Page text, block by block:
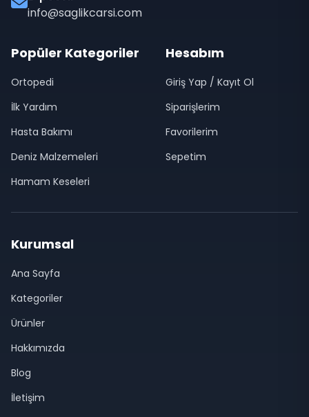
info@saglikcarsi.com
Popüler Kategoriler
Ortopedi
İlk Yardım
Hasta Bakımı
Deniz Malzemeleri
Hamam Keseleri
Hesabım
Giriş Yap / Kayıt Ol
Siparişlerim
Favorilerim
Sepetim
Kurumsal
Ana Sayfa
Kategoriler
Ürünler
Hakkımızda
Blog
İletişim